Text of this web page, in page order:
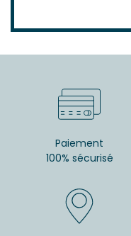
Paiement
100% sécurisé